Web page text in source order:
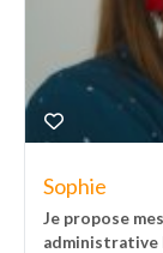
Sophie
Je propose
administrative